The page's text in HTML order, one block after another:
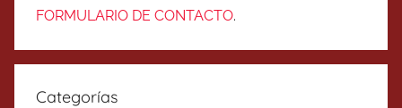
FORMULARIO DE CONTACTO.
Categorías